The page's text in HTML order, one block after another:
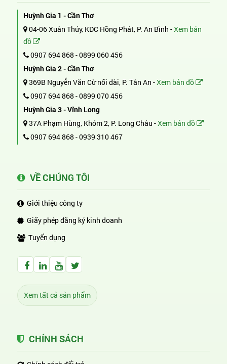
Huỳnh Gia 1 - Cần Thơ
04-06 Xuân Thủy, KDC Hồng Phát, P. An Bình -Xem bản
đồ
0907 694 868 -0899 060 456
Huỳnh Gia 2 - Cần Thơ
369B Nguyễn Văn Cừ nối dài, P. Tân An -Xem bản đồ
0907 694 868 -0899 070 456
Huỳnh Gia 3 - Vĩnh Long
37A Phạm Hùng, Khóm 2, P. Long Châu -Xem bản đồ
0907 694 868 -0939 310 467
VỀ CHÚNG TÔI
Giới thiệu công ty
Giấy phép đăng ký kinh doanh
Tuyển dụng
Facebook Huỳnh Gia Alpha
LinkedIn Huỳnh Gia Alpha
YouTube Huỳnh Gia Alpha
Twitter Huỳnh Gia Alpha
Xem tất cả sản phẩm
CHÍNH SÁCH